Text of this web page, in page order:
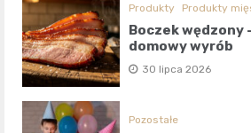
Produkty Produkty
Boczek wędzony
domowy wyrób
30 lipca 2026
Pozostałe